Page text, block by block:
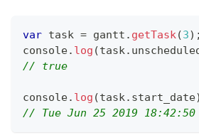
var task = gantt . getTask(3) ;
console. log (task.
// true
console. log (task. start_date)
// Tue Jun 25 2019 18:42:50